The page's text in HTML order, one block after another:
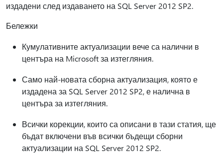
издадени след издаването на SQL Server 2012 SP2.
Бележки
Кумулативните актуализации вече са налични в
центъра на Microsoft за изтегляния.
Само най-новата сборна актуализация, която е
издадена за SQL Server 2012 SP2, е налична в
центъра за изтегляния.
Всички корекции, които са описани в тази статия, ще
бъдат включени във всички бъдещи сборни
актуализации на SQL Server 2012 SP2.